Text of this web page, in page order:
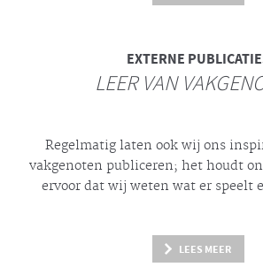
EXTERNE
LEER VAN
Regelmatig laten ook wij ons
vakgenoten publiceren; het houdt
ervoor dat wij weten wat er speelt
LEES MEER